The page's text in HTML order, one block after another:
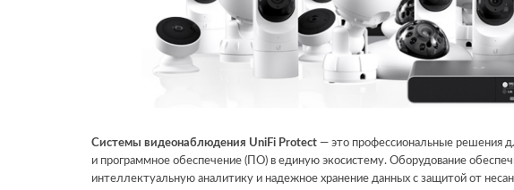
Системы видеонаблюдения UniFi Protect — это профессиональные решения
и программное обеспечение (ПО) в единую экосистему. Оборудование
интеллектуальную аналитику и надежное хранение данных с защитой от